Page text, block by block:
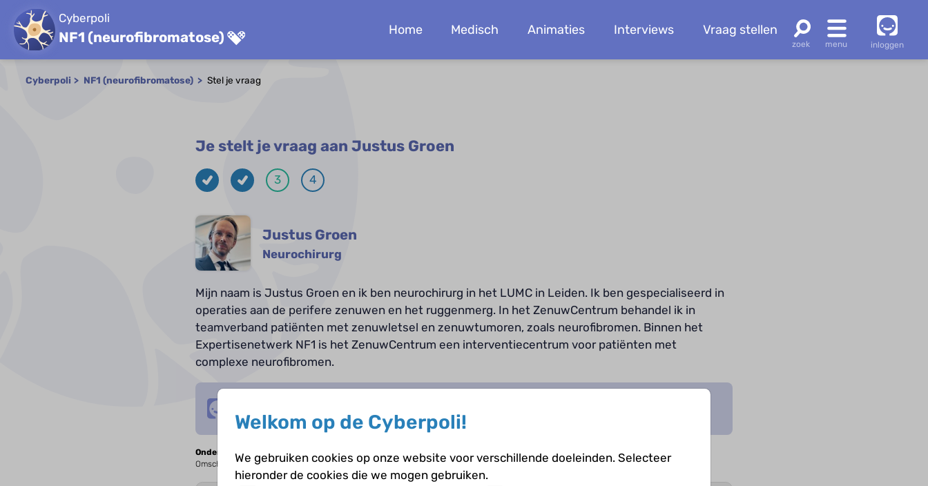
Cyberpoli
NF1 (neurofibromatose) Home Medisch Animaties Interviews Vraag stellen
inloggen
Cyberpoli NF1 (neurofibromatose) Stel je vraag
Je stelt je vraag aan Justus Groen
3 4
Justus Groen
Neurochirurg
Mijn naam is Justus Groen en ik ben neurochirurg in het LUMC in Leiden. Ik ben gespecialiseerd in
operaties aan de perifere zenuwen en het ruggenmerg. In het ZenuwCentrum behandel ik in
teamverband patiënten met zenuwletsel en zenuwtumoren, zoals neurofibromen. Binnen het
Expertisenetwerk NF1 is het ZenuwCentrum een interventiecentrum voor patiënten met
complexe neurofibromen.
Onderwerp
Omschrijf kort waar jouw vraag over gaat.
Welkom op de Cyberpoli!
We gebruiken cookies op onze website voor verschillende doeleinden. Selecteer
hieronder de cookies die we mogen gebruiken.